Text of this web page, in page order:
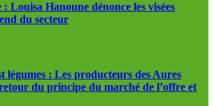
Louisa Hanoune dénonce les visées
du secteur
légumes : Les producteurs des Aures
du principe du marché de l’offre et